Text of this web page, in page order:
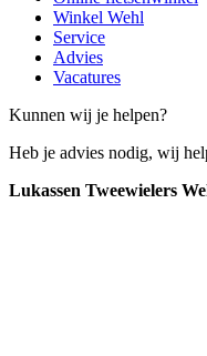
Winkel Wehl
Service
Advies
Vacatures
Kunnen wij je helpen?
Heb je advies nodig, wij
Lukassen Tweewielers